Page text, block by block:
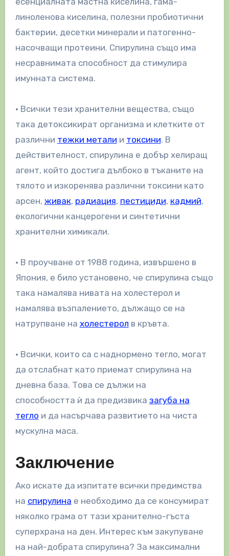
линоленова киселина, полезни пробиотични
бактерии, десетки минерали и патогенно-
насочващи протеини. Спирулина също има
несравнимата способност да стимулира
имунната система.
• Всички тези хранителни вещества, също
така детоксикират организма и клетките от
различни тежки метали и токсини. В
действителност, спирулина е добър хелиращ
агент, който достига дълбоко в тъканите на
тялото и изкоренява различни токсини като
арсен, живак, радиация, пестициди, кадмий,
екологични канцерогени и синтетични
хранителни химикали.
• В проучване от 1988 година, извършено в
Япония, е било установено, че спирулина също
така намалява нивата на холестерол и
намалява възпалението, дължащо се на
натрупване на холестерол в кръвта.
• Всички, които са с наднормено тегло, могат
да отслабнат като приемат спирулина на
дневна база. Това се дължи на
способността ѝ да предизвика загуба на
тегло и да насърчава развитието на чиста
мускулна маса.
Заключение
Ако искате да изпитате всички предимства
на спирулина е необходимо да се консумират
няколко грама от тази хранително-гъста
суперхрана на ден. Интерес към закупуване
на най-добрата спирулина? За максимални